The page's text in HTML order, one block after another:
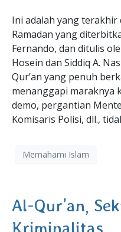
Ini adalah yang terakhir
Ramadan yang
Fernando, dan ditulis
Hosein dan Siddiq A.
Qur’an yang penuh
menanggapi maraknya
demo, pergantian
Komisaris Polisi, dll.,
Memahami Islam
Al-Qur’an,
Kriminalitas